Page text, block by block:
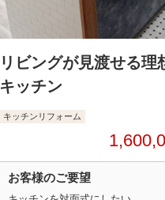
リビングが見渡せる理
キッチン
キッチンリフォーム
お客様のご要望